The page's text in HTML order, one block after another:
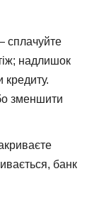
сплачуйте
надлишок
зменшити
банк